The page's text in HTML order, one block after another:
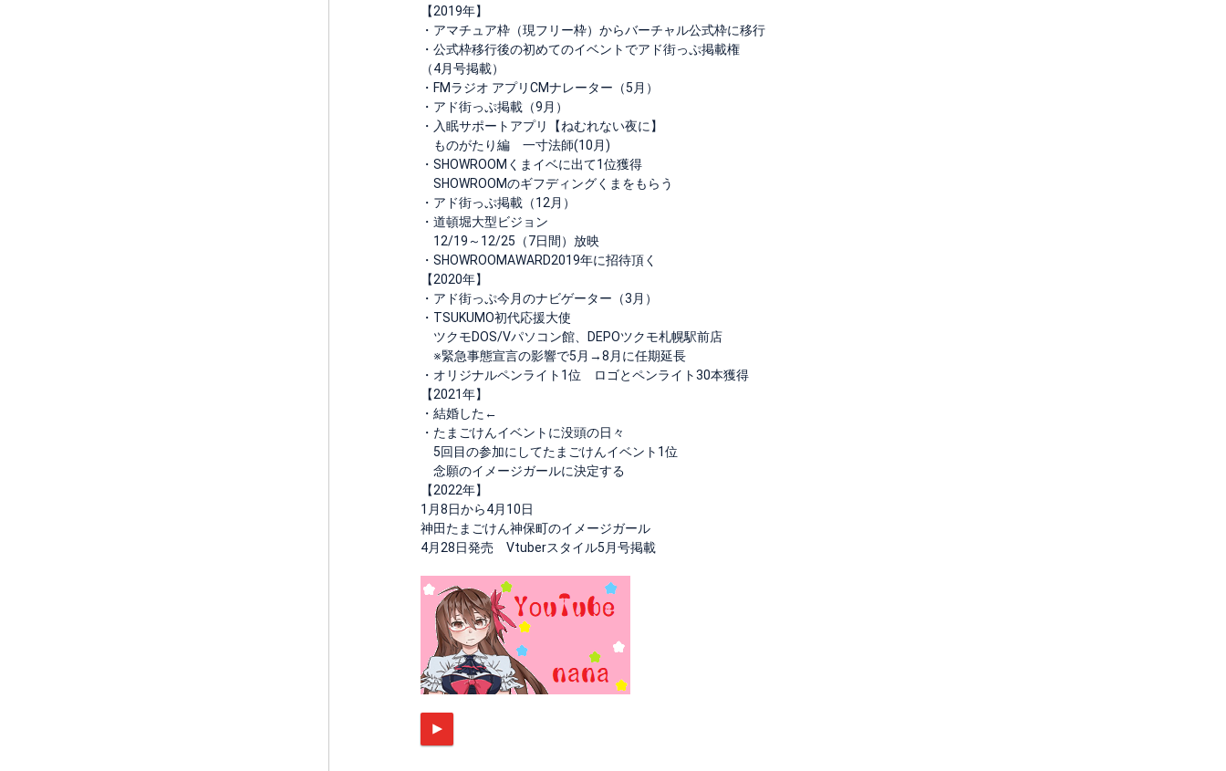
【2019年】
・アマチュア枠（現フリー枠）からバーチャル公式枠に移行
・公式枠移行後の初めてのイベントでアド街っぷ掲載権
（4月号掲載）
・FMラジオ アプリCMナレーター（5月）
・アド街っぷ掲載（9月）
・入眠サポートアプリ【ねむれない夜に】
ものがたり編 一寸法師(10月)
・SHOWROOMくまイベに出て1位獲得
SHOWROOMのギフディングくまをもらう
・アド街っぷ掲載（12月）
・道頓堀大型ビジョン
12/19～12/25（7日間）放映
・SHOWROOMAWARD2019年に招待頂く
【2020年】
・アド街っぷ今月のナビゲーター（3月）
・TSUKUMO初代応援大使
ツクモDOS/Vパソコン館、DEPOツクモ札幌駅前店
※緊急事態宣言の影響で5月→8月に任期延長
・オリジナルペンライト1位 ロゴとペンライト30本獲得
【2021年】
・結婚した←
・たまごけんイベントに没頭の日々
5回目の参加にしてたまごけんイベント1位
念願のイメージガールに決定する
【2022年】
1月8日から4月10日
神田たまごけん神保町のイメージガール
4月28日発売 Vtuberスタイル5月号掲載